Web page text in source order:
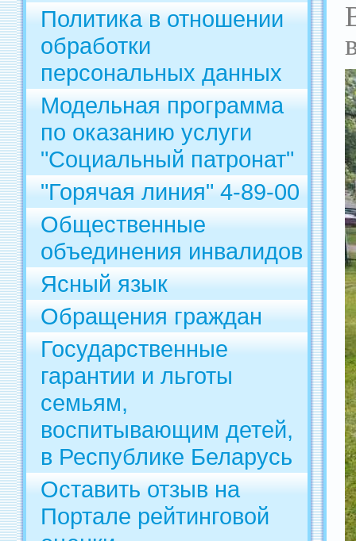
Политика в отношении
обработки
персональных данных
Модельная программа
по оказанию услуги
"Социальный патронат"
"Горячая линия" 4-89-00
Общественные
объединения инвалидов
Ясный язык
Обращения граждан
Государственные
гарантии и льготы
семьям,
воспитывающим детей,
в Республике Беларусь
Оставить отзыв на
Портале рейтинговой